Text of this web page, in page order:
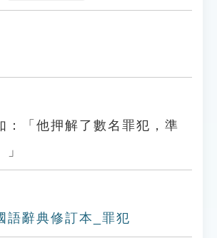
：「他押解了數名罪犯，準
語辭典修訂本_罪犯